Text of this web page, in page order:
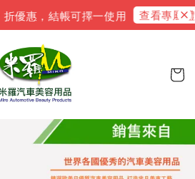
，結帳可擇一使用 查看專屬禮遇